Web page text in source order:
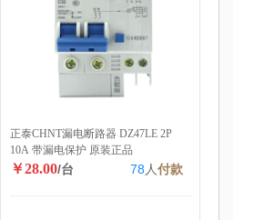
正泰CHNT漏电断路器 DZ47LE 2P
10A 带漏电保护 原装正品
￥28.00/台 78 人付款